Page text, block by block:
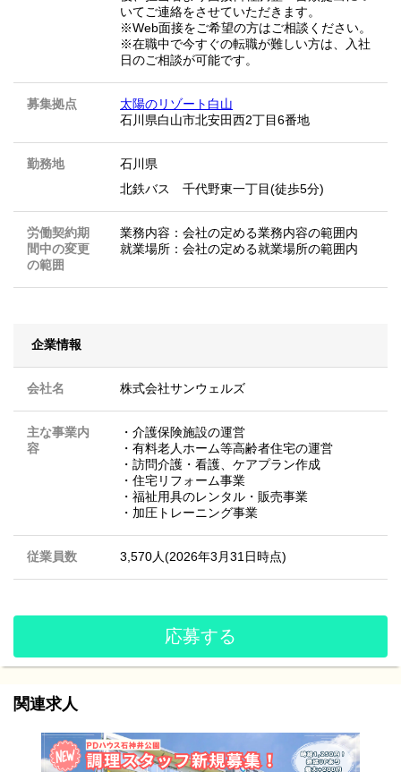
いてご連絡をさせていただきます。
※Web面接をご希望の方はご相談ください。
※在職中で今すぐの転職が難しい方は、入社
日のご相談が可能です。
募集拠点
太陽のリゾート白山
石川県白山市北安田西2丁目6番地
勤務地
石川県
北鉄バス 千代野東一丁目(徒歩5分)
労働契約期
間中の変更
の範囲
業務内容：会社の定める業務内容の範囲内
就業場所：会社の定める就業場所の範囲内
企業情報
会社名 株式会社サンウェルズ
主な事業内
容
・介護保険施設の運営
・有料老人ホーム等高齢者住宅の運営
・訪問介護・看護、ケアプラン作成
・住宅リフォーム事業
・福祉用具のレンタル・販売事業
・加圧トレーニング事業
従業員数 3,570人(2026年3月31日時点)
応募する
関連求人